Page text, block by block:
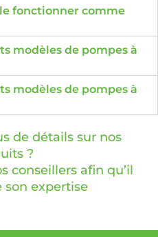
fonctionner comme
modèles de pompes à
modèles de pompes à
de détails sur nos
?
conseillers afin qu’il
son expertise